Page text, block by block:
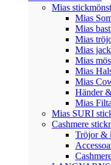
Mias
Mias
Mias
Mias
Mias
Mias
Mias
Mias
Händer
Mias
Mias SURI
Cashmere
Tröjor &